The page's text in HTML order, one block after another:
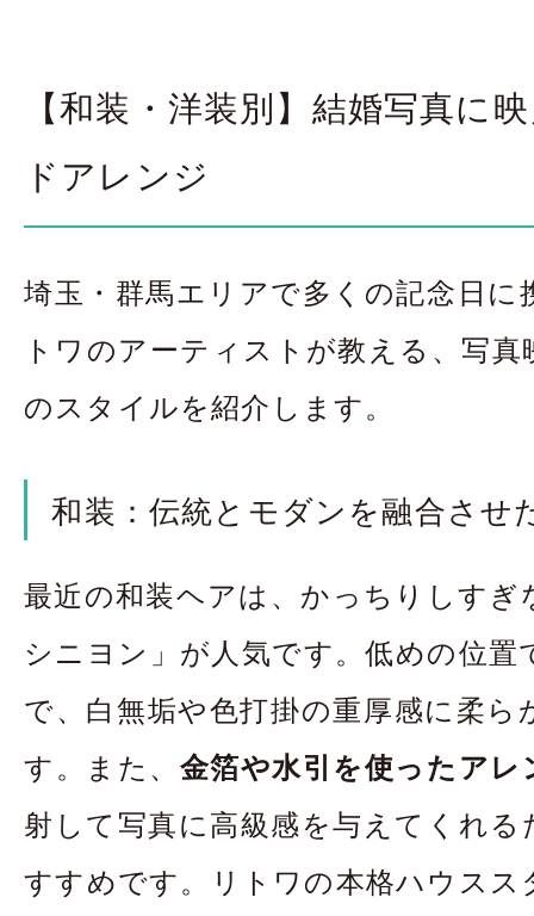
【和装・洋装別】結婚写真に
ドアレンジ
埼玉・群馬エリアで多くの記念日に
トワのアーティストが教える、写
のスタイルを紹介します。
和装：伝統とモダンを融合させ
最近の和装ヘアは、かっちりしすぎ
シニヨン」が人気です。低めの位置
で、白無垢や色打掛の重厚感に柔ら
す。また、 金箔や水引を使ったアレ
射して写真に高級感を与えてくれる
すすめです。リトワの本格ハウスス